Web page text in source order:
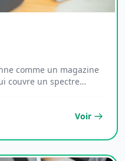
comme un magazine
couvre un spectre
Voir